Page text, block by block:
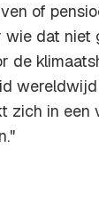
of
wie dat
de
zich in een